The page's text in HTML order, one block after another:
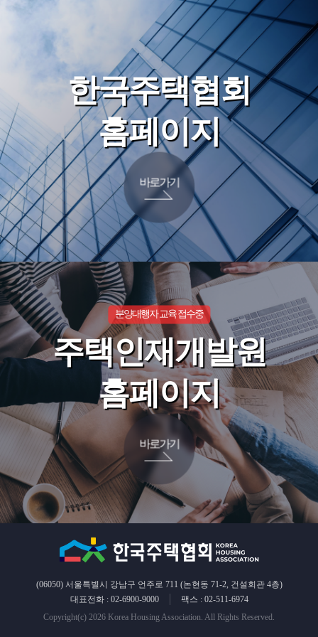
한국주택협회
홈페이지
바로가기
분양대행자 교육 접수중
주택인재개발원
홈페이지
바로가기
(06050) 서울특별시 강남구 언주로 711 (논현동 71-2, 건설회관 4층)
대표전화 : 02-6900-9000
팩스 : 02-511-6974
Copyright(c) 2026 Korea Housing Association. All Rights Reserved.